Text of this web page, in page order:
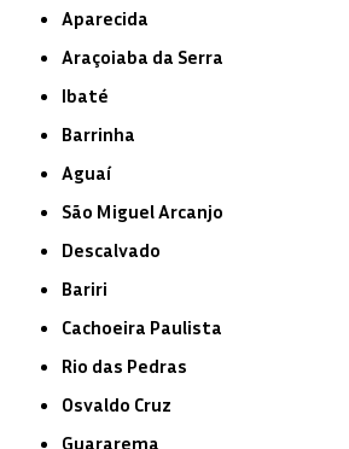
Aparecida
Araçoiaba da Serra
Ibaté
Barrinha
Aguaí
São Miguel Arcanjo
Descalvado
Bariri
Cachoeira Paulista
Rio das Pedras
Osvaldo Cruz
Guararema